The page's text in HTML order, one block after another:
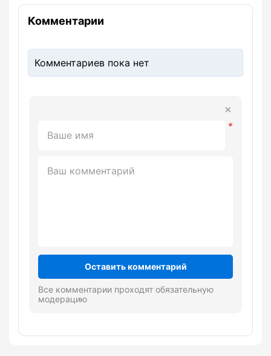
Комментарии
Комментариев пока нет
Оставить комментарий
Все комментарии проходят обязательную
модерацию